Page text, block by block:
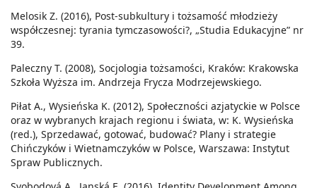
Melosik Z. (2016), Post-subkultury i tożsamość młodzieży
współczesnej: tyrania tymczasowości?, „Studia Edukacyjne” nr
39.
Paleczny T. (2008), Socjologia tożsamości, Kraków: Krakowska
Szkoła Wyższa im. Andrzeja Frycza Modrzejewskiego.
Piłat A., Wysieńska K. (2012), Społeczności azjatyckie w Polsce
oraz w wybranych krajach regionu i świata, w: K. Wysieńska
(red.), Sprzedawać, gotować, budować? Plany i strategie
Chińczyków i Wietnamczyków w Polsce, Warszawa: Instytut
Spraw Publicznych.